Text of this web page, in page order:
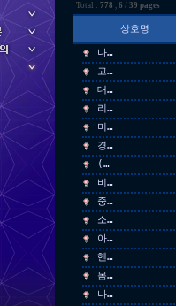
Total : 778 , 6 / 39 pages
상호명
나…
고…
대…
리…
미…
경…
(…
비…
중…
소…
아…
핸…
몸…
나…